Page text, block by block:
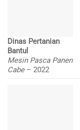
Dinas Pertanian
Bantul
Mesin Pasca Panen
Cabe – 2022